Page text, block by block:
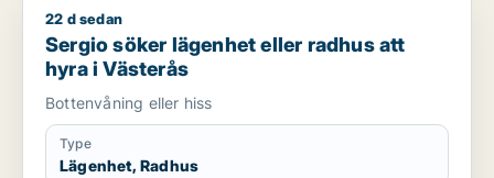
Sergio söker lägenhet eller radhus att hyra i Västerås
22 d sedan
Sergio söker lägenhet eller radhus att
hyra i Västerås
Bottenvåning eller hiss
Type
Lägenhet, Radhus